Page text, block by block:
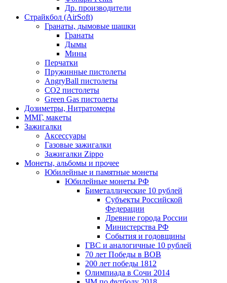
Др. производители
Страйкбол (AirSoft)
Гранаты, дымовые шашки
Гранаты
Дымы
Мины
Перчатки
Пружинные пистолеты
AngryBall пистолеты
CO2 пистолеты
Green Gas пистолеты
Дозиметры, Нитратомеры
ММГ, макеты
Зажигалки
Аксессуары
Газовые зажигалки
Зажигалки Zippo
Монеты, альбомы и прочее
Юбилейные и памятные монеты
Юбилейные монеты РФ
Биметаллические 10 рублей
Субъекты Российской
Федерации
Древние города России
Министерства РФ
События и годовщины
ГВС и аналогичные 10 рублей
70 лет Победы в ВОВ
200 лет победы 1812
Олимпиада в Сочи 2014